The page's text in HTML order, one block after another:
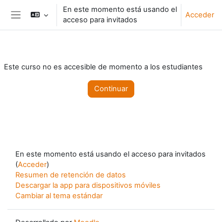
Salta al contenido principal
Panel lateral
En este momento está usando el
acceso para invitados
Acceder
Este curso no es accesible de momento a los estudiantes
Continuar
En este momento está usando el acceso para invitados
(Acceder)
Resumen de retención de datos
Descargar la app para dispositivos móviles
Cambiar al tema estándar